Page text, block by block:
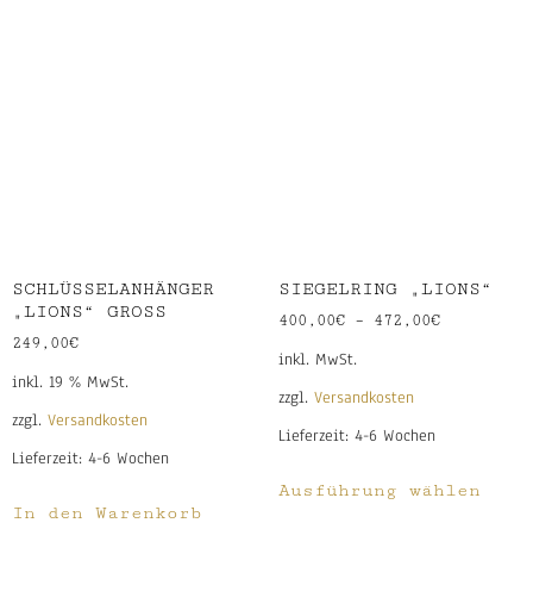
SCHLÜSSELANHÄNGER
„LIONS“ GROSS
249,00€
inkl. 19 % MwSt.
zzgl. Versandkosten
Lieferzeit: 4-6 Wochen
In den Warenkorb
SIEGELRING „LIONS“
400,00€ – 472,00€
inkl. MwSt.
zzgl. Versandkosten
Lieferzeit: 4-6 Wochen
Ausführung wählen